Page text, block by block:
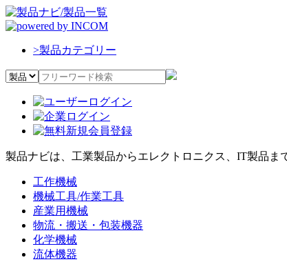
>製品カテゴリー
製品ナビは、工業製品からエレクトロニクス、IT製品ま
工作機械
機械工具/作業工具
産業用機械
物流・搬送・包装機器
化学機械
流体機器